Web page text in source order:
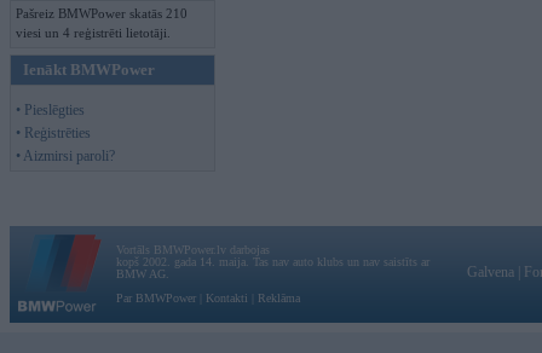
Pašreiz BMWPower skatās 210
viesi un 4 reģistrēti lietotāji.
Ienākt BMWPower
• Pieslēgties
• Reģistrēties
• Aizmirsi paroli?
Vortāls BMWPower.lv darbojas
kopš 2002. gada 14. maija. Tas nav auto klubs un nav saistīts ar
BMW AG.
Par BMWPower
Kontakti Reklāma
Galvena